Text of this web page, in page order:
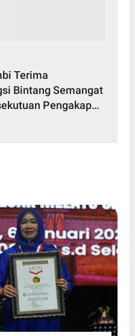
Terima
Bintang Semangat
Pengakap